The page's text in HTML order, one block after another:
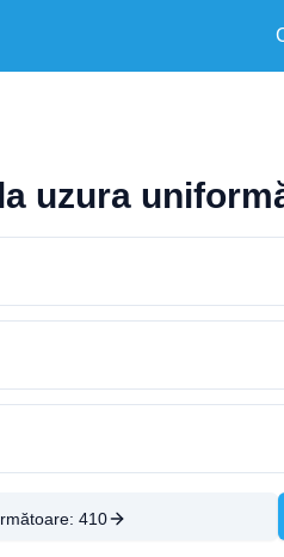
uzura
410